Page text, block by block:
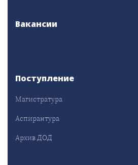
Вакансии
Поступление
Магистратура
Аспирантура
Архив ДОД